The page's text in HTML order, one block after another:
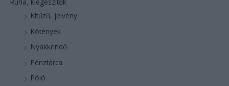
Ruha, kiegészítők
Kitűző, jelvény
Kötények
Nyakkendő
Pénztárca
Póló